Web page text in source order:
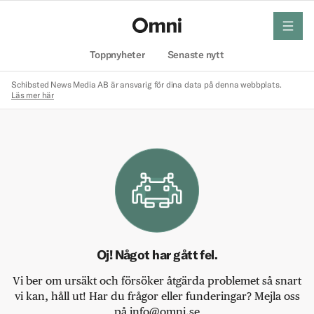
Toppnyheter Senaste nytt
meny
Schibsted News Media AB är ansvarig för dina data på denna webbplats.
Läs mer här
Oj! Något har gått fel.
Vi ber om ursäkt och försöker åtgärda problemet så snart
vi kan, håll ut! Har du frågor eller funderingar? Mejla oss